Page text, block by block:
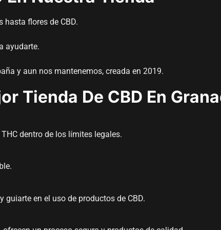
hasta flores de CBD.
ayudarte.
y aun nos mantenemos, creada en 2019.
Tienda De CBD En
dentro de los límites legales.
guiarte en el uso de productos de CBD.